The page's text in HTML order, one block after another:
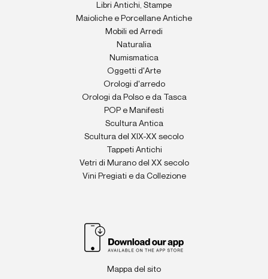
Libri Antichi, Stampe
Maioliche e Porcellane Antiche
Mobili ed Arredi
Naturalia
Numismatica
Oggetti d'Arte
Orologi d'arredo
Orologi da Polso e da Tasca
POP e Manifesti
Scultura Antica
Scultura del XIX-XX secolo
Tappeti Antichi
Vetri di Murano del XX secolo
Vini Pregiati e da Collezione
Mappa del sito